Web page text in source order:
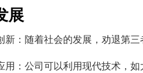
展
新：随着社会的发展，劝退第
用：公司可以利用现代技术，